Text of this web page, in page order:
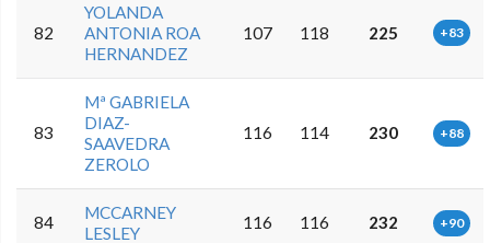
82
YOLANDA
ANTONIA ROA
HERNANDEZ
107 118 225 +83
83
Mª GABRIELA
DIAZ-
SAAVEDRA
ZEROLO
116 114 230 +88
84
MCCARNEY
LESLEY
116 116 232 +90